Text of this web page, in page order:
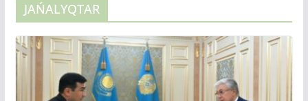
JAŃALYQTAR